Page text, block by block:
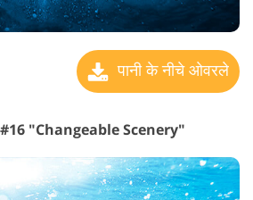
पानी के नीचे ओवरले
#16 "Changeable Scenery"